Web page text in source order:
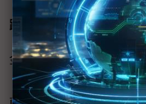
躋身全球科技前十
金錄元以自己敬佩的「
（Jensen Huang）所提